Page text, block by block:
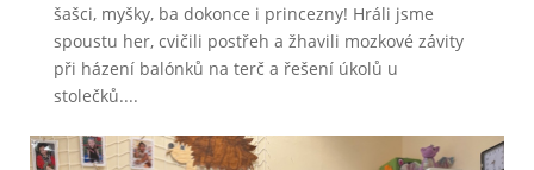
šašci, myšky, ba dokonce i princezny! Hráli jsme
spoustu her, cvičili postřeh a žhavili mozkové závity
při házení balónků na terč a řešení úkolů u
stolečků....